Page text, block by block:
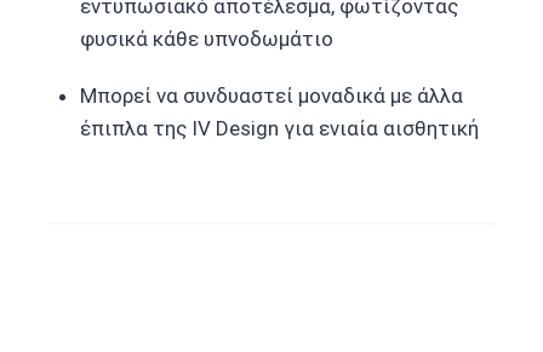
εντυπωσιακό αποτέλεσμα, φωτίζοντας
φυσικά κάθε υπνοδωμάτιο
Μπορεί να συνδυαστεί μοναδικά με άλλα
έπιπλα της IV Design για ενιαία αισθητική